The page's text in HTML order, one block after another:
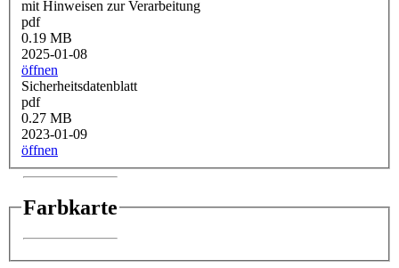
mit Hinweisen zur Verarbeitung
pdf
0.19 MB
2025-01-08
öffnen
Sicherheitsdatenblatt
pdf
0.27 MB
2023-01-09
öffnen
Farbkarte